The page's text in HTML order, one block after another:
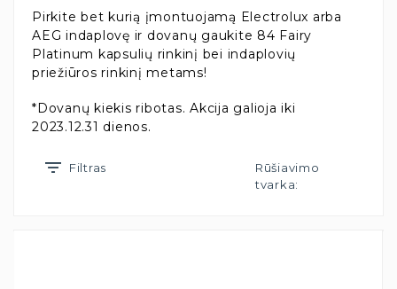
Pirkite bet kurią įmontuojamą Electrolux arba
AEG indaplovę ir dovanų gaukite 84 Fairy
Platinum kapsulių rinkinį bei indaplovių
priežiūros rinkinį metams!
*Dovanų kiekis ribotas. Akcija galioja iki
2023.12.31 dienos.
Filtras
Rūšiavimo
tvarka: